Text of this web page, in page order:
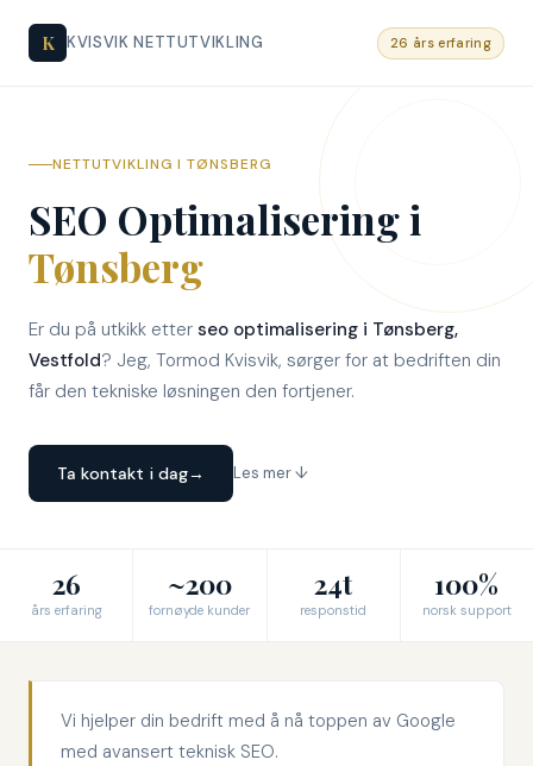
K KVISVIK NETTUTVIKLING 26 års erfaring
NETTUTVIKLING I TØNSBERG
SEO Optimalisering i
Tønsberg
Er du på utkikk etter seo optimalisering i Tønsberg,
Vestfold? Jeg, Tormod Kvisvik, sørger for at bedriften din
får den tekniske løsningen den fortjener.
Ta kontakt i dag→ Les mer ↓
26
års erfaring
~200
fornøyde kunder
24t
responstid
100%
norsk support
Vi hjelper din bedrift med å nå toppen av Google
med avansert teknisk SEO.